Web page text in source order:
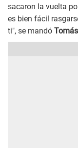
sacaron la vuelta
es bien fácil
ti", se mandó